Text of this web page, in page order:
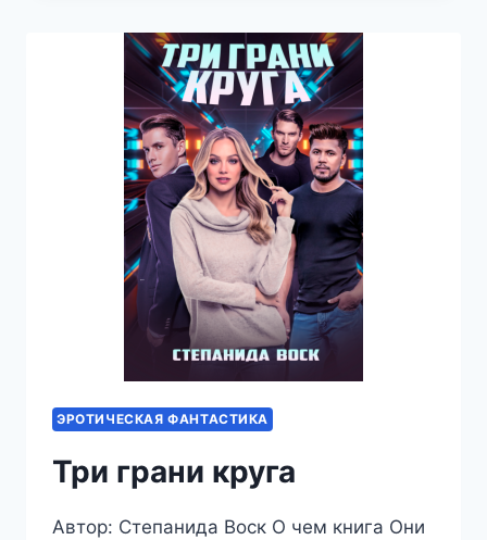
ЭРОТИЧЕСКАЯ ФАНТАСТИКА
Три грани круга
Автор: Степанида Воск О чем книга Они